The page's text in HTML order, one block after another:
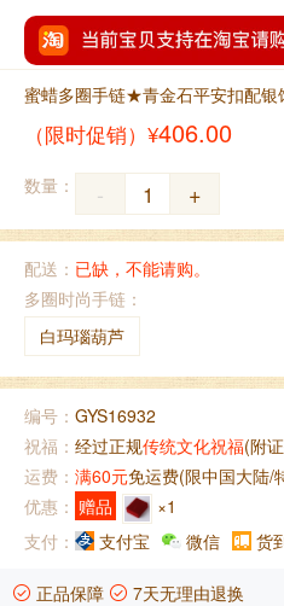
蜜蜡多圈手链★青金石平安扣配
（限时促销）¥406.00
数量： - +
配送： 已缺，不能请购。
多圈时尚手链：
白玛瑙葫芦
编号： GYS16932
祝福： 经过正规传统文化祝福(附
运费： 满60元免运费(限中国大陆/
优惠： 赠品
×1
支付：
支付宝 微信 货
正品保障 7天无理由退换